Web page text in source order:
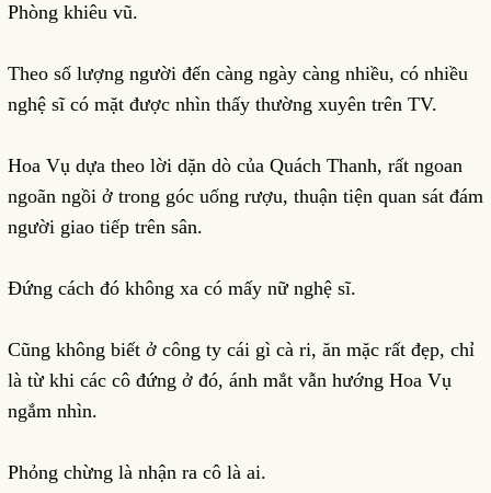
Phòng khiêu vũ.
Theo số lượng người đến càng ngày càng nhiều, có nhiều
nghệ sĩ có mặt được nhìn thấy thường xuyên trên TV.
Hoa Vụ dựa theo lời dặn dò của Quách Thanh, rất ngoan
ngoãn ngồi ở trong góc uống rượu, thuận tiện quan sát đám
người giao tiếp trên sân.
Đứng cách đó không xa có mấy nữ nghệ sĩ.
Cũng không biết ở công ty cái gì cà ri, ăn mặc rất đẹp, chỉ
là từ khi các cô đứng ở đó, ánh mắt vẫn hướng Hoa Vụ
ngắm nhìn.
Phỏng chừng là nhận ra cô là ai.